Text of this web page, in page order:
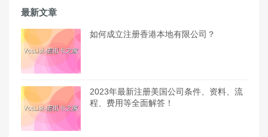
最新文章
如何成立注册香港本地有限公司？
2023年最新注册美国公司条件、资料、流
程、费用等全面解答！